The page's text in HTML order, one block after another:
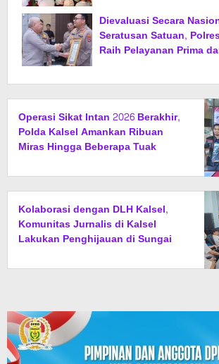
Dievaluasi Secara
Seratusan Satuan,
Raih Pelayanan Prima
Operasi Sikat Intan 2026 Berakhir,
Polda Kalsel Amankan Ribuan
Miras Hingga Beberapa Tuak
Kolaborasi dengan DLH Kalsel,
Komunitas Jurnalis di Kalsel
Lakukan Penghijauan di Sungai